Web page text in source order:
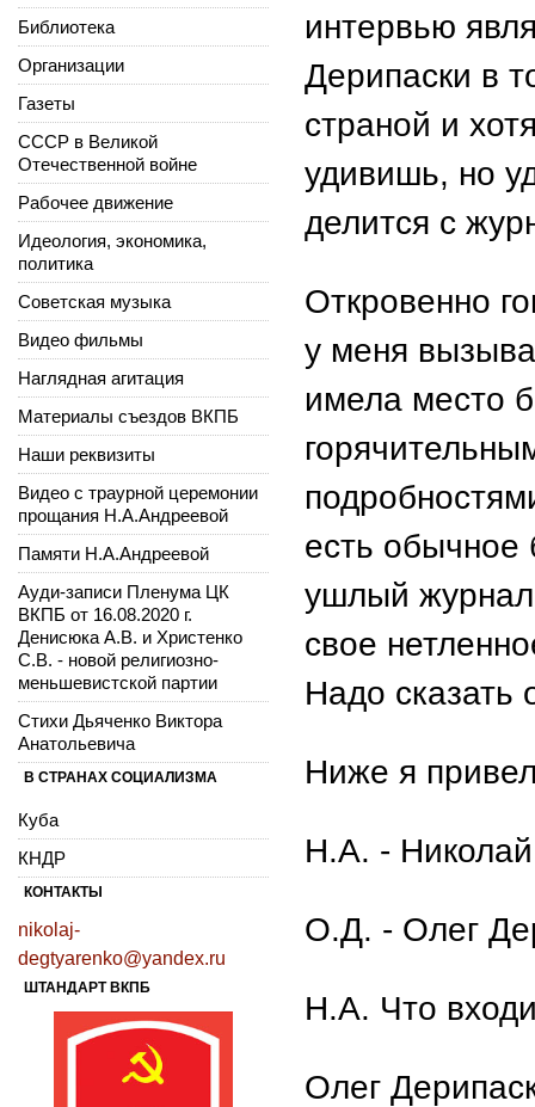
интервью
Дерипаски в
страной и
удивишь, но
делится с
Откровенно
у меня
имела место
есть обычное
ушлый
свое
Надо сказать
Ниже я
Н.А. -
О.Д. - Олег
Н.А. Что
Олег
Библиотека
Организации
Газеты
СССР в Великой
Отечественной войне
Рабочее движение
Идеология, экономика,
политика
Советская музыка
Видео фильмы
Наглядная агитация
Материалы съездов ВКПБ
Наши реквизиты
Видео с траурной церемонии
прощания Н.А.Андреевой
Памяти Н.А.Андреевой
Ауди-записи Пленума ЦК
ВКПБ от 16.08.2020 г.
Денисюка А.В. и Христенко
С.В. - новой религиозно-
меньшевистской партии
Стихи Дьяченко Виктора
Анатольевича
В СТРАНАХ СОЦИАЛИЗМА
Куба
КНДР
КОНТАКТЫ
nikolaj-
degtyarenko@yandex.ru
ШТАНДАРТ ВКПБ